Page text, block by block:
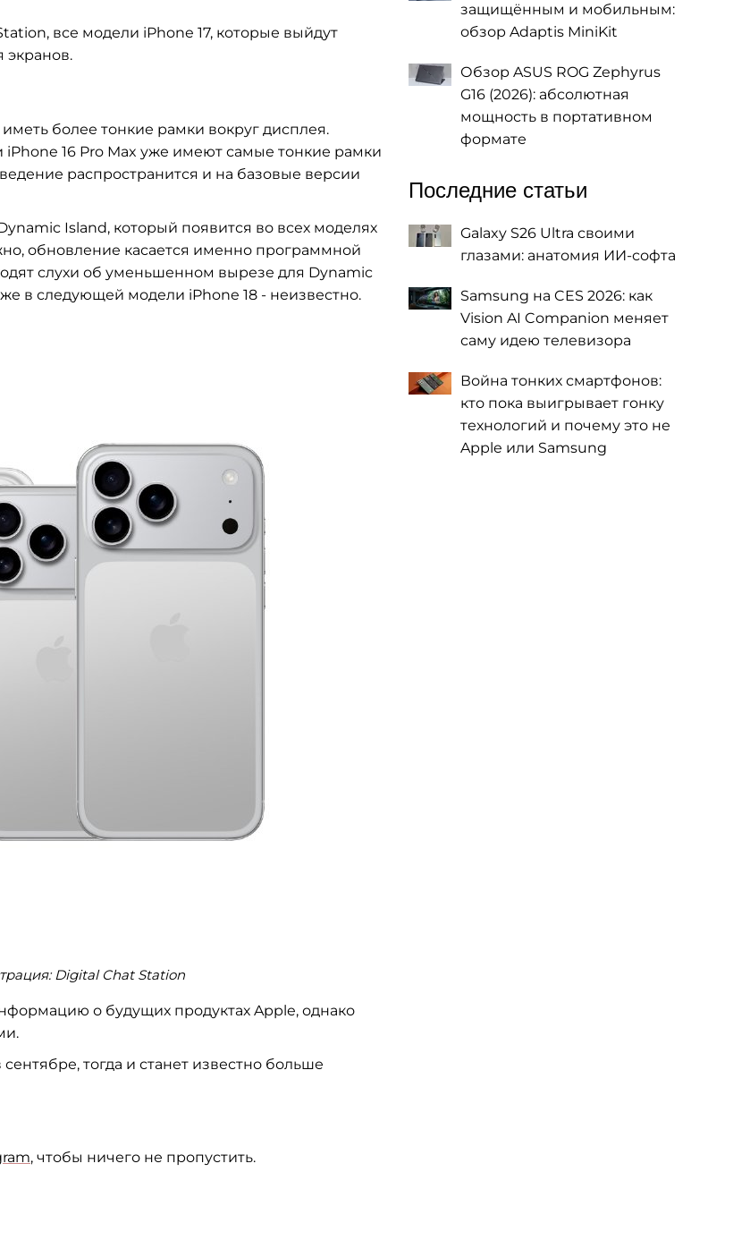
все модели iPhone 17, которые выйдут
экранов.
более тонкие рамки вокруг дисплея.
16 Pro Max уже имеют самые тонкие рамки
распространится и на базовые версии
Island, который появится во всех моделях
обновление касается именно программной
слухи об уменьшенном вырезе для Dynamic
в следующей модели iPhone 18 - неизвестно.
Digital Chat Station
о будущих продуктах Apple, однако
тогда и станет известно больше
, чтобы ничего не пропустить.
защищённым и мобильным:
обзор Adaptis MiniKit
Обзор ASUS ROG Zephyrus
G16 (2026): абсолютная
мощность в портативном
формате
Последние статьи
Galaxy S26 Ultra своими
глазами: анатомия ИИ-софта
Samsung на CES 2026: как
Vision AI Companion меняет
саму идею телевизора
Война тонких смартфонов:
кто пока выигрывает гонку
технологий и почему это не
Apple или Samsung